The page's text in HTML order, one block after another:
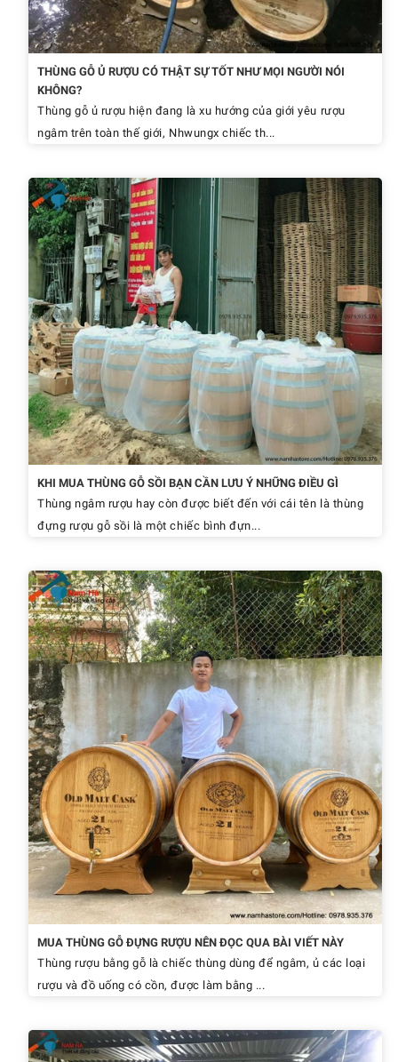
THÙNG GỖ Ủ RƯỢU CÓ THẬT SỰ TỐT NHƯ MỌI NGƯỜI NÓI
KHÔNG?
Thùng gỗ ủ rượu hiện đang là xu hướng của giới yêu rượu
ngâm trên toàn thế giới, Nhwungx chiếc th...
KHI MUA THÙNG GỖ SỒI BẠN CẦN LƯU Ý NHỮNG ĐIỀU GÌ
Thùng ngâm rượu hay còn được biết đến với cái tên là thùng
đựng rượu gỗ sồi là một chiếc bình đựn...
MUA THÙNG GỖ ĐỰNG RƯỢU NÊN ĐỌC QUA BÀI VIẾT NÀY
Thùng rượu bằng gỗ là chiếc thùng dùng để ngâm, ủ các loại
rượu và đồ uống có cồn, được làm bằng ...